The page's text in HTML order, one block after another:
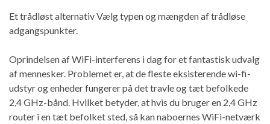
Et trådløst alternativ Vælg typen og mængden af ​​trådløse
adgangspunkter.
Oprindelsen af ​​WiFi-interferens i dag for et fantastisk udvalg
af mennesker. Problemet er, at de fleste eksisterende wi-fi-
udstyr og enheder fungerer på det travle og tæt befolkede
2,4 GHz-bånd. Hvilket betyder, at hvis du bruger en 2,4 GHz
router i en tæt befolket sted, så kan naboernes WiFi-netværk